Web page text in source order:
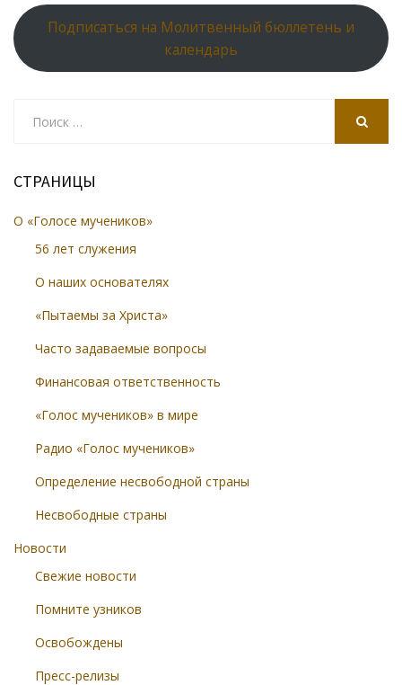
Подписаться на Молитвенный бюллетень и
календарь
СТРАНИЦЫ
О «Голосе мучеников»
56 лет служения
О наших основателях
«Пытаемы за Христа»
Часто задаваемые вопросы
Финансовая ответственность
«Голос мучеников» в мире
Радио «Голос мучеников»
Определение несвободной страны
Несвободные страны
Новости
Свежие новости
Помните узников
Освобождены
Пресс-релизы